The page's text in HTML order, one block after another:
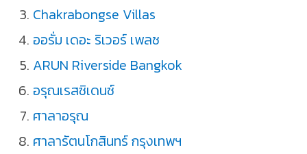
Chakrabongse Villas
ออรั่ม เดอะ ริเวอร์ เพลซ
ARUN Riverside Bangkok
อรุณเรสซิเดนซ์
ศาลาอรุณ
ศาลารัตนโกสินทร์ กรุงเทพฯ